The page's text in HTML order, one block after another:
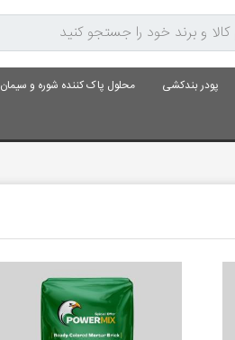
پودر بندکشی محلول پاک کننده شوره و سیمان